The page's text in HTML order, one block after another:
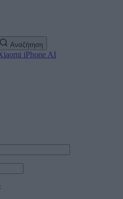
Αναζήτηση
iPhone AI